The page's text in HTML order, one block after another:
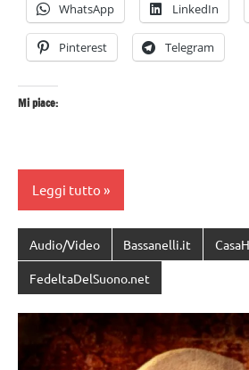
WhatsApp LinkedIn
Pinterest Telegram
Mi piace:
Leggi tutto
Audio/Video Bassanelli.it
FedeltaDelSuono.net